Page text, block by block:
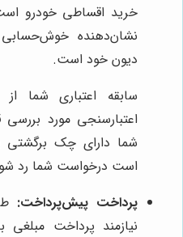
خرید اقساطی خودرو
نشان‌دهنده
دیون خود است.
سابقه اعتباری شما
اعتبارسنجی مورد بررسی
شما دارای چک برگشتی
است درخواست شما رد
پرداخت پیش‌پرداخت:
نیازمند پرداخت